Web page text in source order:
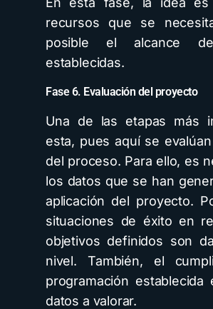
recursos que se
posible el alcance
establecidas.
Fase 6. Evaluación del proyecto
Una de las etapas más
esta, pues aquí se
del proceso. Para ello, es
los datos que se han
aplicación del proyecto.
situaciones de éxito en
objetivos definidos son
nivel. También, el
programación
datos a valorar.